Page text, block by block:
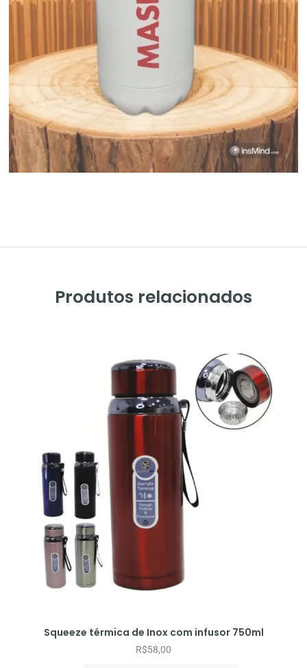
Produtos relacionados
Squeeze térmica de Inox com infusor 750ml
R$58,00